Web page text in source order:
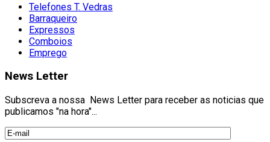
Telefones T. Vedras
Barraqueiro
Expressos
Comboios
Emprego
News Letter
Subscreva a nossa News Letter para receber as noticias que
publicamos "na hora"...